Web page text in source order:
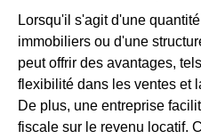
Lorsqu'il s'agit d'une
immobiliers ou d'une
peut offrir des avantages,
flexibilité dans les ventes et
De plus, une entreprise
fiscale sur le revenu locatif.